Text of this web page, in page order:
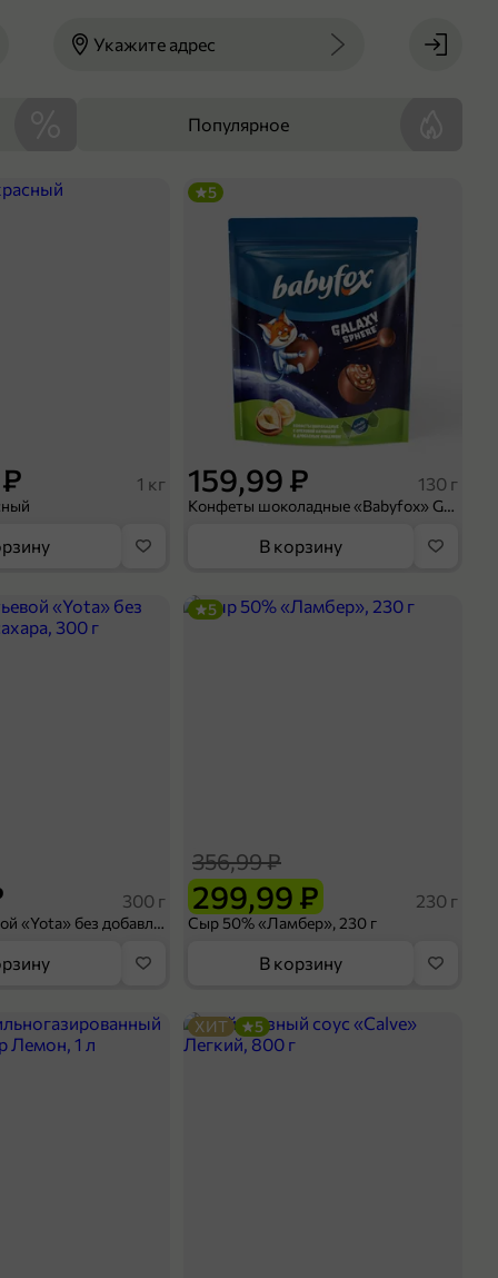
Укажите адрес
Популярное
1 кг 159,99 ₽ 130 г
Конфеты шоколадные «Babyfox» Galaxy sphere с фундуком, 130 г
5
В корзину
300 г
Йогурт питьевой «Yota» без добавления сахара, 300 г
299,99 ₽
356,99 ₽
230 г
Сыр 50% «Ламбер», 230 г
5
В корзину
ХИТ 5